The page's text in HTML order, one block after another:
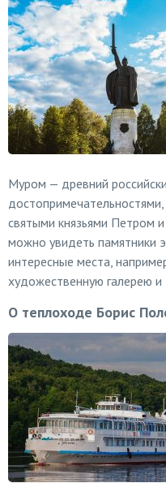
Муром — древний
святыми князьями Петром
можно увидеть памятники
интересные места,
художественную галерею и
О теплоходе Борис